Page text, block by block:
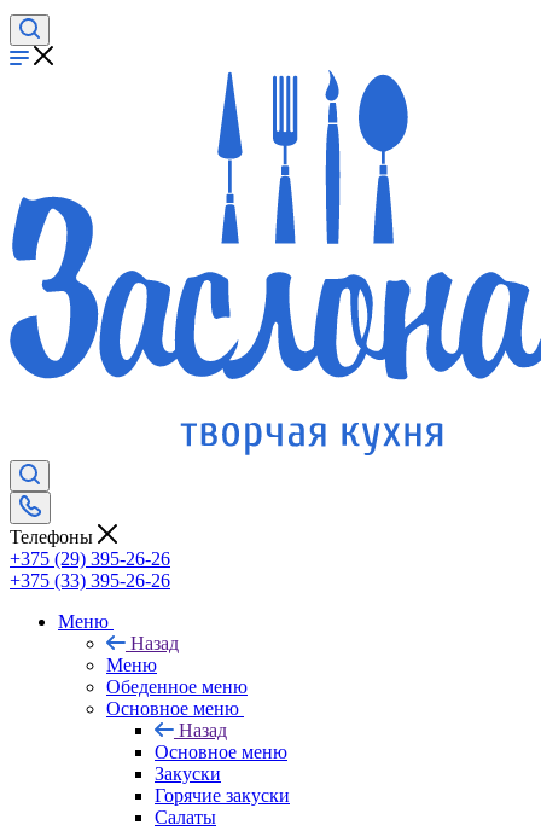
Телефоны
+375 (29) 395-26-26
+375 (33) 395-26-26
Меню
Назад
Меню
Обеденное меню
Основное меню
Назад
Основное меню
Закуски
Горячие закуски
Салаты